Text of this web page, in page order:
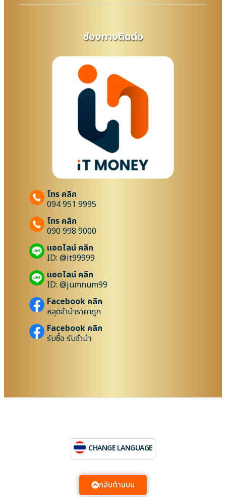
ช่องทางติดต่อ
โทร คลิก
094 951 9995
โทร คลิก
090 998 9000
แอดไลน์ คลิก
ID: @it99999
แอดไลน์ คลิก
ID: @jumnum99
Facebook คลิก
หลุดจำนำราคาถูก
Facebook คลิก
รับซื้อ รับจำนำ
CHANGE LANGUAGE
กลับด้านบน